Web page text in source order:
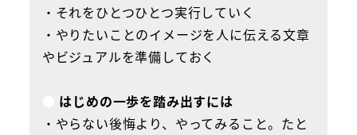
・それをひとつひとつ実行していく
・やりたいことのイメージを人に伝える文章
やビジュアルを準備しておく
はじめの一歩を踏み出すには
・やらない後悔より、やってみること。たと